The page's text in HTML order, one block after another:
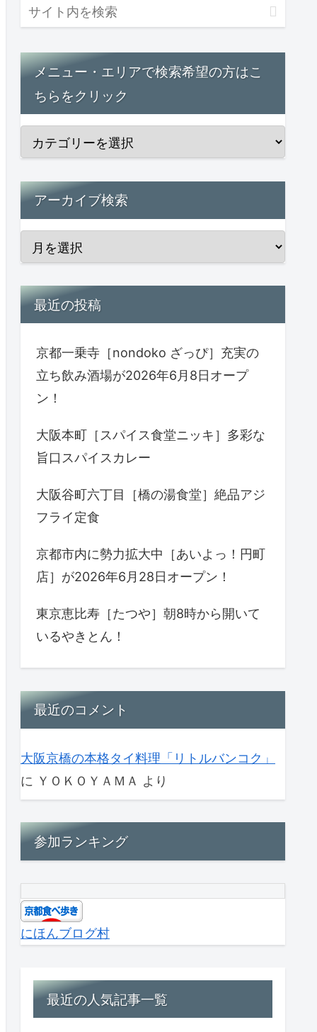
メニュー・エリアで検索希望の方はこ
ちらをクリック
アーカイブ検索
最近の投稿
京都一乗寺［nondoko ざっぴ］充実の
立ち飲み酒場が2026年6月8日オープ
ン！
大阪本町［スパイス食堂ニッキ］多彩な
旨口スパイスカレー
大阪谷町六丁目［橋の湯食堂］絶品アジ
フライ定食
京都市内に勢力拡大中［あいよっ！円町
店］が2026年6月28日オープン！
東京恵比寿［たつや］朝8時から開いて
いるやきとん！
最近のコメント
大阪京橋の本格タイ料理「リトルバンコク」
に ＹＯＫＯＹＡＭＡ より
参加ランキング
にほんブログ村
最近の人気記事一覧